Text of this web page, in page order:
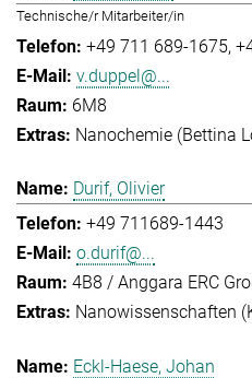
Technische/r Mitarbeiter/in
+49 711 689-1675
v.duppel@...
6M8
Nanochemie (Bettina
Durif, Olivier
+49 711689-1443
o.durif@...
4B8 / Anggara ERC
Nanowissenschaften
Eckl-Haese, Johan